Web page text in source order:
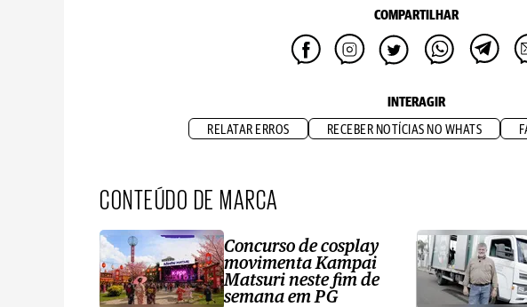
COMPARTILHAR
INTERAGIR
RELATAR ERROS RECEBER NOTÍCIAS NO WHATS
CONTEÚDO DE MARCA
Concurso de cosplay
movimenta Kampai
Matsuri neste fim de
semana em PG